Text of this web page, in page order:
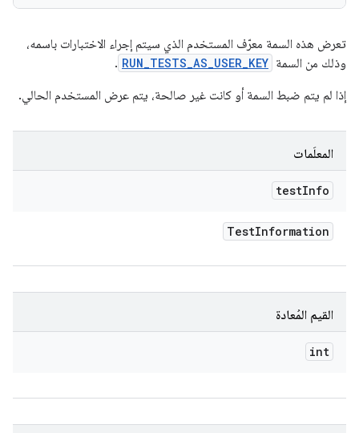
تعرض هذه السمة معرّف المستخدم الذي سيتم إجراء الاختبارات باسمه،
وذلك من السمة RUN_TESTS_AS_USER_KEY
.
إذا لم يتم ضبط السمة أو كانت غير صالحة، يتم عرض المستخدم الحالي.
المعلَمات
testInfo
TestInformation
القيم المُعادة
int